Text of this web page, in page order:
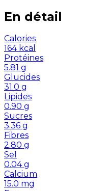
En détail
Calories
164 kcal
Protéines
5.81 g
Glucides
31.0 g
Lipides
0.90 g
Sucres
3.36 g
Fibres
2.80 g
Sel
0.04 g
Calcium
15.0 mg